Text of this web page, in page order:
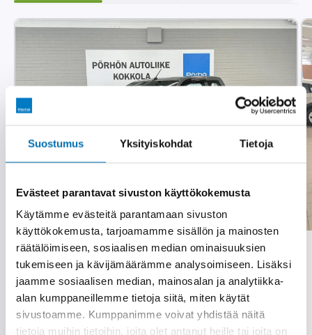
Suostumus Yksityiskohdat Tietoja
Evästeet parantavat sivuston käyttökokemusta
Käytämme evästeitä parantamaan sivuston
käyttökokemusta, tarjoamamme sisällön ja mainosten
räätälöimiseen, sosiaalisen median ominaisuuksien
tukemiseen ja kävijämäärämme analysoimiseen. Lisäksi
jaamme sosiaalisen median, mainosalan ja analytiikka-
alan kumppaneillemme tietoja siitä, miten käytät
sivustoamme. Kumppanimme voivat yhdistää näitä
tietoja muihin tietoihin, joita olet antanut heille tai joita on
Isuzu D-Max
Space Cab 2.2 TDi 4WD 8AT LS 26MY / Kauko-
Webasto / 2 x renk. / Vetokoukku /
Adapt.vakkari / Kamera
2026 500 km Diesel Automaatti
Neliveto